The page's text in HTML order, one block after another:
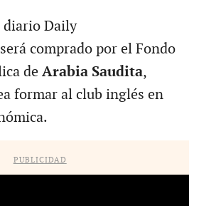
diario Daily
será comprado por el Fondo
de Arabia Saudita,
formar al club inglés en
PUBLICIDAD